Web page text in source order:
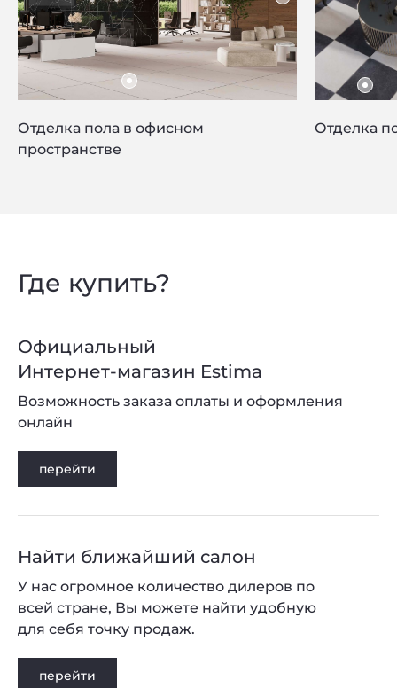
Отделка пола в офисном
пространстве
Отделка
Где купить?
Официальный
Интернет-магазин Estima
перейти
Возможность заказа оплаты и оформления
онлайн
Найти ближайший салон
перейти
У нас огромное количество дилеров по
всей стране, Вы можете найти удобную
для себя точку продаж.